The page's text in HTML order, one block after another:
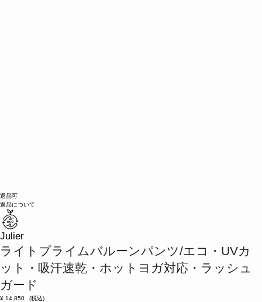
返品可
返品について
Julier
ライトプライムバルーンパンツ/エコ・UVカ
ット・吸汗速乾・ホットヨガ対応・ラッシュ
ガード
¥ 14,850
(税込)